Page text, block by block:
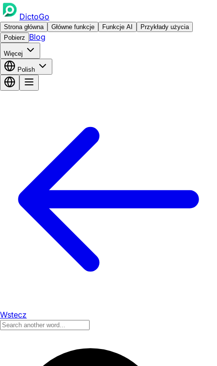
DictoGo
Strona główna Główne funkcje Funkcje AI
Przykłady użycia
Pobierz
Blog
Więcej
Polish
Wstecz